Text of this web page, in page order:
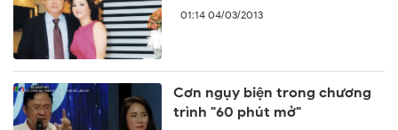
01:14 04/03/2013
Cơn ngụy biện trong chương
trình "60 phút mở"